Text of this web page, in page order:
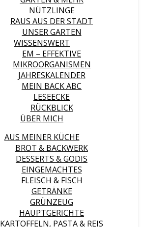
NÜTZLINGE
RAUS AUS DER STADT
UNSER GARTEN
WISSENSWERT
EM – EFFEKTIVE
MIKROORGANISMEN
JAHRESKALENDER
MEIN BACK ABC
LESEECKE
RÜCKBLICK
ÜBER MICH
AUS MEINER KÜCHE
BROT & BACKWERK
DESSERTS & GODIS
EINGEMACHTES
FLEISCH & FISCH
GETRÄNKE
GRÜNZEUG
HAUPTGERICHTE
KARTOFFELN, PASTA & REIS